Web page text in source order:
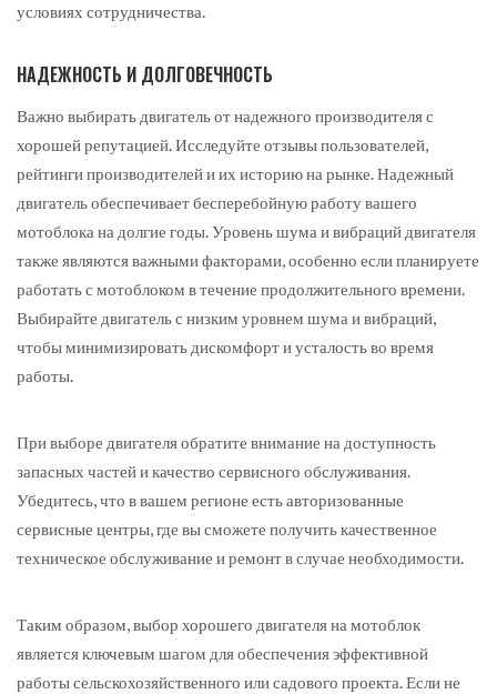
условиях сотрудничества.
НАДЕЖНОСТЬ И ДОЛГОВЕЧНОСТЬ
Важно выбирать двигатель от надежного производителя с
хорошей репутацией. Исследуйте отзывы пользователей,
рейтинги производителей и их историю на рынке. Надежный
двигатель обеспечивает бесперебойную работу вашего
мотоблока на долгие годы. Уровень шума и вибраций двигателя
также являются важными факторами, особенно если планируете
работать с мотоблоком в течение продолжительного времени.
Выбирайте двигатель с низким уровнем шума и вибраций,
чтобы минимизировать дискомфорт и усталость во время
работы.
При выборе двигателя обратите внимание на доступность
запасных частей и качество сервисного обслуживания.
Убедитесь, что в вашем регионе есть авторизованные
сервисные центры, где вы сможете получить качественное
техническое обслуживание и ремонт в случае необходимости.
Таким образом, выбор хорошего двигателя на мотоблок
является ключевым шагом для обеспечения эффективной
работы сельскохозяйственного или садового проекта. Если не